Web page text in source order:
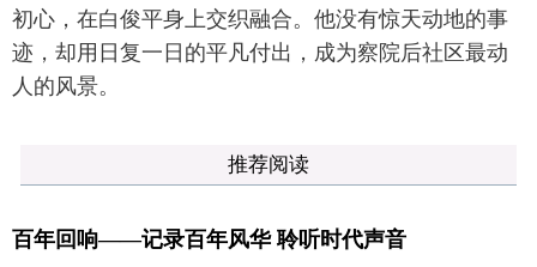
初心，在白俊平身上交织融合。他没有惊天动地的事
迹，却用日复一日的平凡付出，成为察院后社区最动
人的风景。
推荐阅读
百年回响——记录百年风华 聆听时代声音